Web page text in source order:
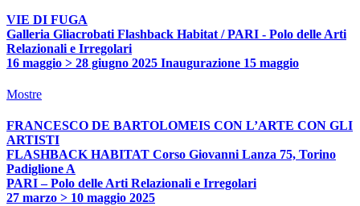
VIE DI FUGA
Galleria Gliacrobati Flashback Habitat / PARI - Polo delle Arti
Relazionali e Irregolari
16 maggio > 28 giugno 2025 Inaugurazione 15 maggio
Mostre
FRANCESCO DE BARTOLOMEIS CON L’ARTE CON GLI
ARTISTI
FLASHBACK HABITAT Corso Giovanni Lanza 75, Torino
Padiglione A
PARI – Polo delle Arti Relazionali e Irregolari
27 marzo > 10 maggio 2025